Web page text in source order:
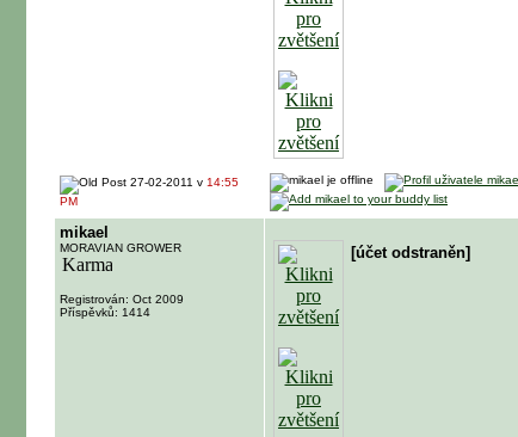
27-02-2011 v 14:55
PM
mikael
MORAVIAN GROWER
Registrován: Oct 2009
Příspěvků: 1414
[účet odstraněn]